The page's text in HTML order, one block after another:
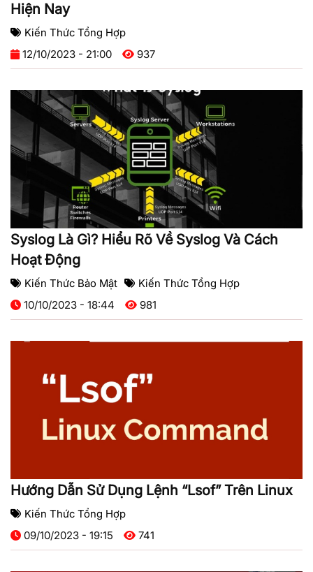
Hiện Nay
Kiến Thức Tổng Hợp
12/10/2023 - 21:00
937
Syslog Là Gì? Hiểu Rõ Về Syslog Và Cách
Hoạt Động
Kiến Thức Bảo Mật
Kiến Thức Tổng Hợp
10/10/2023 - 18:44
981
Hướng Dẫn Sử Dụng Lệnh “lsof” Trên Linux
Kiến Thức Tổng Hợp
09/10/2023 - 19:15
741